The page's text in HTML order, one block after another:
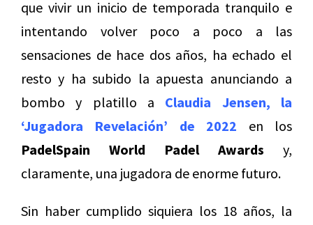
que vivir un inicio de temporada tranquilo e
intentando volver poco a poco a las
sensaciones de hace dos años, ha echado el
resto y ha subido la apuesta anunciando a
bombo y platillo a Claudia Jensen, la
‘Jugadora Revelación’ de 2022 en los
PadelSpain World Padel Awards y,
claramente, una jugadora de enorme futuro.
Sin haber cumplido siquiera los 18 años, la